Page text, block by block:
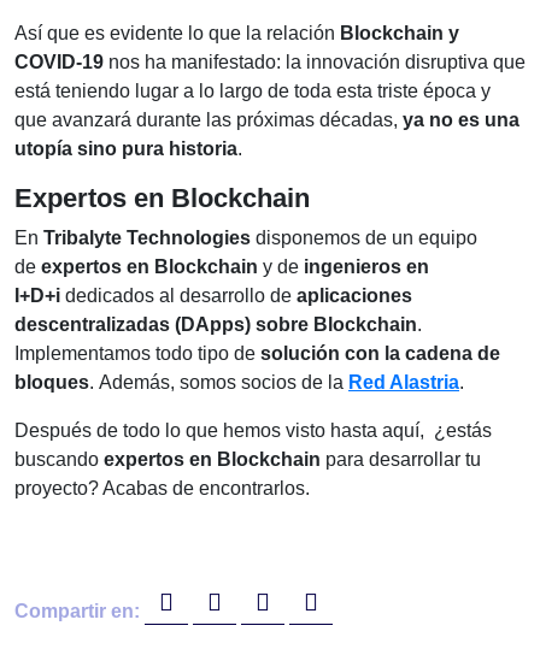
Así que es evidente lo que la relación Blockchain y
COVID-19 nos ha manifestado: la innovación disruptiva que
está teniendo lugar a lo largo de toda esta triste época y
que avanzará durante las próximas décadas, ya no es una
utopía sino pura historia.
Expertos en Blockchain
En Tribalyte Technologies disponemos de un equipo
de expertos en Blockchain y de ingenieros en
I+D+i dedicados al desarrollo de aplicaciones
descentralizadas (DApps) sobre Blockchain.
Implementamos todo tipo de solución con la cadena de
bloques. Además, somos socios de la Red Alastria.
Después de todo lo que hemos visto hasta aquí, ¿estás
buscando expertos en Blockchain para desarrollar tu
proyecto? Acabas de encontrarlos.
Compartir en: